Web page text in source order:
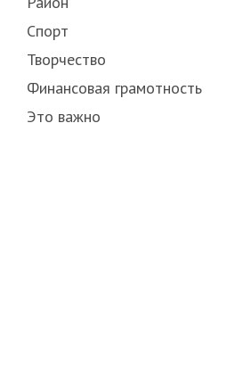
Спорт
Творчество
Финансовая грамотность
Это важно